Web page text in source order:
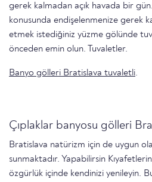
gerek kalmadan açık havada bir
konusunda endişelenmenize gerek
etmek istediğiniz yüzme gölünde
önceden emin olun. Tuvaletler.
Banyo gölleri Bratislava tuvaletli.
Çıplaklar banyosu gölleri
Bratislava natürizm için de uygun
sunmaktadır. Yapabilirsin
özgürlük içinde kendinizi yenileyin.